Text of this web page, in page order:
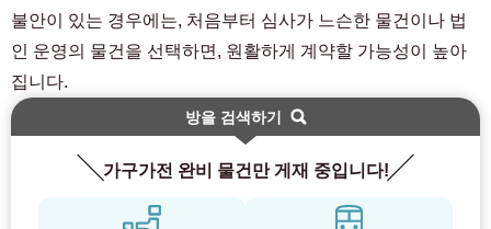
불안이 있는 경우에는, 처음부터 심사가 느슨한 물건이나 법
인 운영의 물건을 선택하면, 원활하게 계약할 가능성이 높아
집니다.
방을 검색하기
가구가전 완비 물건만 게재 중입니다!